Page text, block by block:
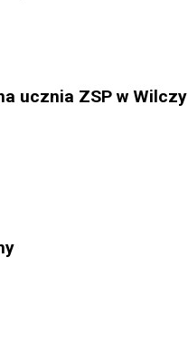
ucznia ZSP w Wilczy